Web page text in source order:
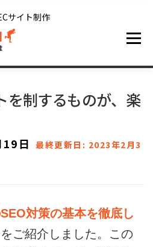
サイト制作
メニュー
を制するものが、楽
日 最終更新日: 2023年2月3
SEO対策の基本を徹底し
をご紹介しました。この